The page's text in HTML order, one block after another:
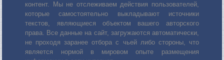
контент. Мы не отслеживаем действия пользователей,
которые самостоятельно выкладывают источники
текстов, являющиеся объектом вашего авторского
права. Все данные на сайт, загружаются автоматически,
не проходя заранее отбора с чьей либо стороны, что
является нормой в мировом опыте размещения